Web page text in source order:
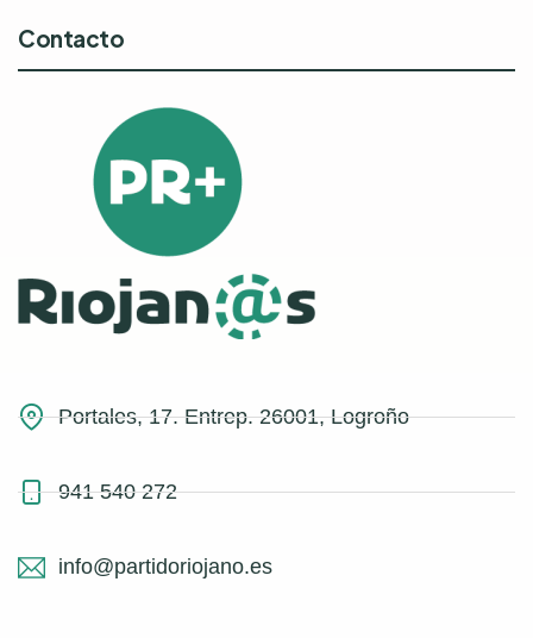
Contacto
Portales, 17. Entrep. 26001, Logroño
941 540 272
info@partidoriojano.es